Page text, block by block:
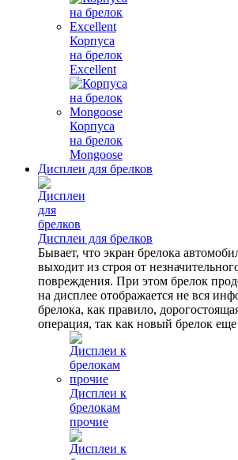
Корпуса
на брелок
Excellent
Корпуса
на брелок
Mongoose
Дисплеи для брелков
Дисплеи для брелков
Бывает, что экран брелока
выходит из строя от
повреждения. При этом брелок
на дисплее отображается не вся
брелока, как правило,
операция, так как новый брелок
Дисплеи к
брелокам
прочие